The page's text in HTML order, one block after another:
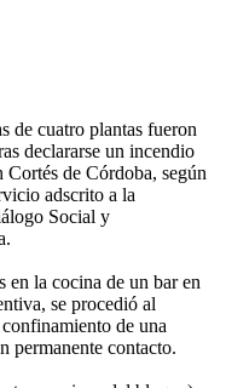
de cuatro plantas fueron
declararse un incendio
de Córdoba, según
adscrito a la
Social y
en la cocina de un bar en
se procedió al
de una
permanente contacto.